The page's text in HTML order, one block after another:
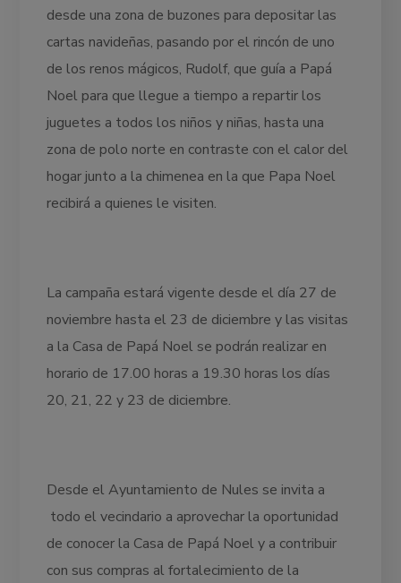
desde una zona de buzones para depositar las
cartas navideñas, pasando por el rincón de uno
de los renos mágicos, Rudolf, que guía a Papá
Noel para que llegue a tiempo a repartir los
juguetes a todos los niños y niñas, hasta una
zona de polo norte en contraste con el calor del
hogar junto a la chimenea en la que Papa Noel
recibirá a quienes le visiten.
La campaña estará vigente desde el día 27 de
noviembre hasta el 23 de diciembre y las visitas
a la Casa de Papá Noel se podrán realizar en
horario de 17.00 horas a 19.30 horas los días
20, 21, 22 y 23 de diciembre.
Desde el Ayuntamiento de Nules se invita a
todo el vecindario a aprovechar la oportunidad
de conocer la Casa de Papá Noel y a contribuir
con sus compras al fortalecimiento de la